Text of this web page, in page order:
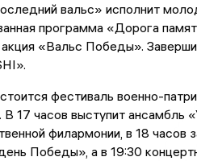
вальс» исполнит
программа «Дорога
«Вальс Победы».
фестиваль военно-
17 часов выступит ансамбль
филармонии, в 18 часов
Победы», а в 19:30